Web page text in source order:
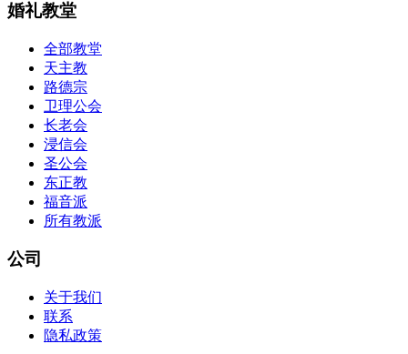
婚礼教堂
全部教堂
天主教
路德宗
卫理公会
长老会
浸信会
圣公会
东正教
福音派
所有教派
公司
关于我们
联系
隐私政策